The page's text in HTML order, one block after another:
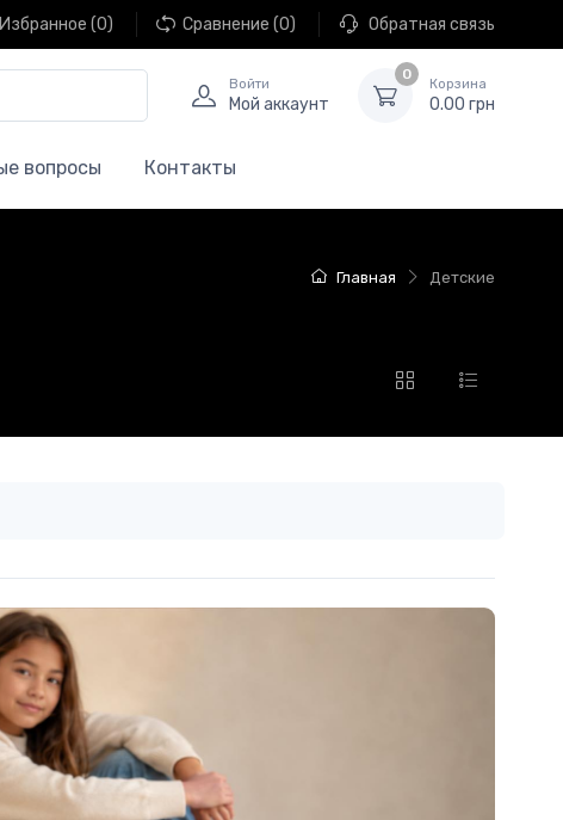
Избранное (0) Сравнение (0) Обратная связь
Войти
Мой аккаунт
0
Корзина
0.00 грн
вопросы Контакты
Главная Детские